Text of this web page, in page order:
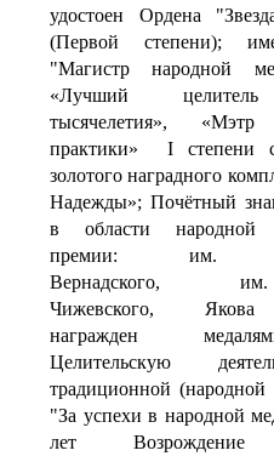
удостоен Ордена
(Первой степени);
"Магистр народной
«Лучший целитель
тысячелетия»,
практики» I степени
золотого наградного
Надежды»; Почётный
в области народной
премии: им.
Вернадского, им.
Чижевского, Якова
награжден
Целительскую
традиционной
"За успехи в народной
лет Возрождение